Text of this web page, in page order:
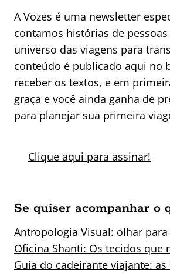
A Vozes é uma newsletter
contamos histórias de
universo das viagens para
conteúdo é publicado aqui no
receber os textos, e em
graça e você ainda ganha de
para planejar sua primeira
Clique aqui para assinar!
Se quiser acompanhar o
Antropologia Visual: olhar
Oficina Shanti: Os tecidos que
Guia do cadeirante viajante: